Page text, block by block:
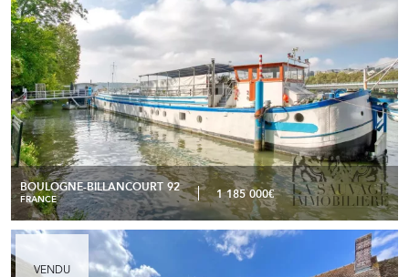
BOULOGNE-BILLANCOURT 92
FRANCE 1 185 000€
VENDU
Maison Normande avec piscine et dépendance - Chambray
READ MORE